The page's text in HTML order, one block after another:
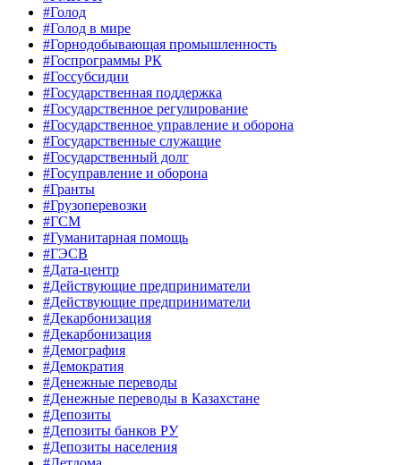
#Голод
#Голод в мире
#Горнодобывающая промышленность
#Госпрограммы РК
#Госсубсидии
#Государственная поддержка
#Государственное регулирование
#Государственное управление и оборона
#Государственные служащие
#Государственный долг
#Госуправление и оборона
#Гранты
#Грузоперевозки
#ГСМ
#Гуманитарная помощь
#ГЭСВ
#Дата-центр
#Действующие предприниматели
#Действующие предприниматели
#Декарбонизация
#Декарбонизация
#Демография
#Демократия
#Денежные переводы
#Денежные переводы в Казахстане
#Депозиты
#Депозиты банков РУ
#Депозиты населения